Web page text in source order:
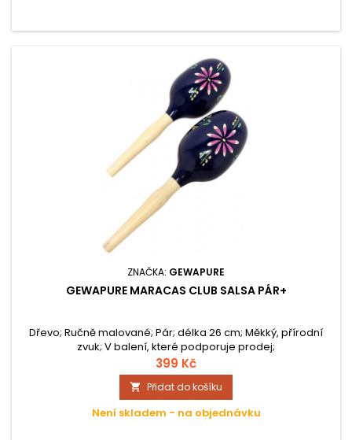
ZNAČKA: GEWAPURE
GEWAPURE MARACAS CLUB SALSA PÁR+
Dřevo; Ručně malované; Pár; délka 26 cm; Měkký, přírodní
zvuk; V balení, které podporuje prodej;
399 Kč
 Přidat do košíku
Není skladem - na objednávku